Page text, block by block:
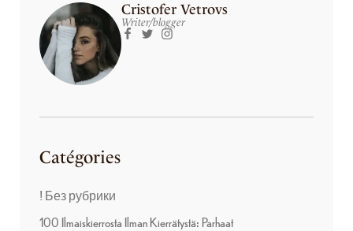
Cristofer Vetrovs
Writer/blogger
Catégories
! Без рубрики
100 Ilmaiskierrosta Ilman Kierrätystä: Parhaat